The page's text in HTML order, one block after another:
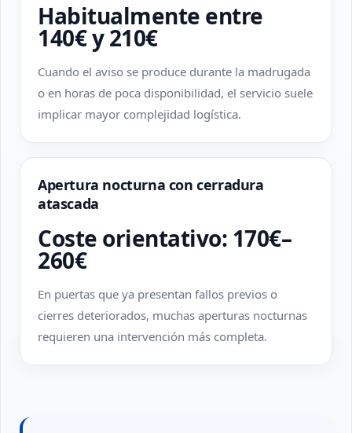
Habitualmente entre
140€ y 210€
Cuando el aviso se produce durante la madrugada
o en horas de poca disponibilidad, el servicio suele
implicar mayor complejidad logística.
Apertura nocturna con cerradura
atascada
Coste orientativo: 170€–
260€
En puertas que ya presentan fallos previos o
cierres deteriorados, muchas aperturas nocturnas
requieren una intervención más completa.